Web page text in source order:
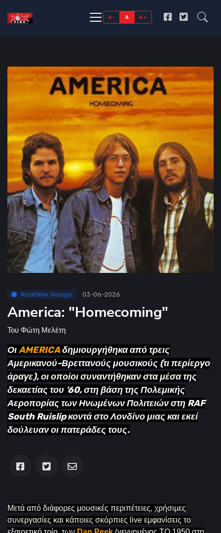
A- A A+
Rocktime Groups 03-06-2026
America: "Homecoming"
Του Φώτη Μελέτη
ΟιAMERICAδημιουργήθηκα από τρεις
Αμερικανού-Βρεττανούς μουσικούς (τι περίεργο
άραγε), οι οποίοι συναντήθηκαν στα μέσα της
δεκαετίας του '60, στη βάση της Πολεμικής
Αεροπορίας των Ηνωμένων Πολιτειών στη RAF
South Ruislip κοντά στο Λονδίνο μιας και εκεί
δούλευαν οι πατεράδες τους.
Μετά από διάφορες μουσικές περιπέτειες, χρήσιμες
συνεργασίες και κάποιες σκόρπιες live εμφανίσεις το